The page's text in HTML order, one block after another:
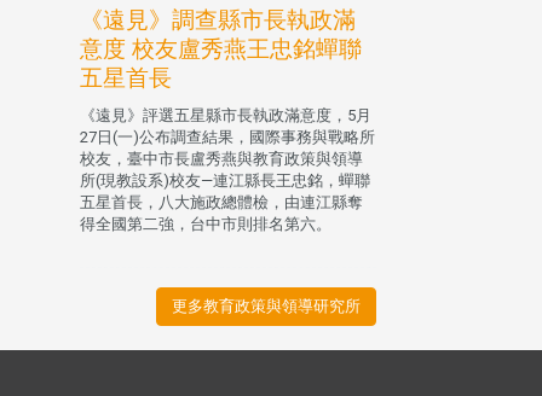
《遠見》調查縣市長執政滿
意度 校友盧秀燕王忠銘蟬聯
五星首長
《遠見》評選五星縣市長執政滿意度，5月
27日(一)公布調查結果，國際事務與戰略所
校友，臺中市長盧秀燕與教育政策與領導
所(現教設系)校友—連江縣長王忠銘，蟬聯
五星首長，八大施政總體檢，由連江縣奪
得全國第二強，台中市則排名第六。
更多教育政策與領導研究所